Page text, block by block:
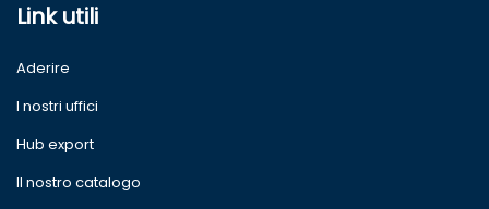
Link utili
Aderire
I nostri uffici
Hub export
Il nostro catalogo